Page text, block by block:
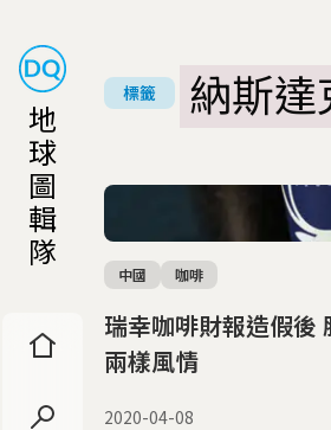
地
球
圖
輯
隊
標籤 納斯達
瑞幸咖啡財報造假後
兩樣風情
中國 咖啡
2020-04-08